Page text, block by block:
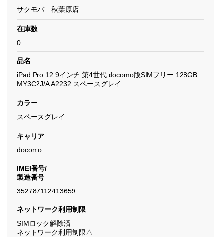
サクモバ 秋葉原店
在庫数
0
品名
iPad Pro 12.9インチ 第4世代 docomo版SIMフリー 128GB
MY3C2J/A A2232 スペースグレイ
カラー
スペースグレイ
キャリア
docomo
IMEI番号/
製造番号
352787112413659
ネットワーク利用制限
SIMロック解除済
ネットワーク利用制限△